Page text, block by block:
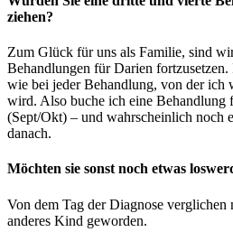
ziehen?
Zum Glück für uns als Familie, sind
Behandlungen für Darien
wie bei jeder Behandlung, von der ich
wird. Also buche ich eine Behandlung
(Sept/Okt) – und wahrscheinlich noch
danach.
Möchten sie sonst noch etwas
Von dem Tag der Diagnose
anderes Kind geworden.